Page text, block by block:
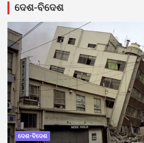
ଦେଶ-ବିଦେଶ
ଦେଶ-ବିଦେଶ